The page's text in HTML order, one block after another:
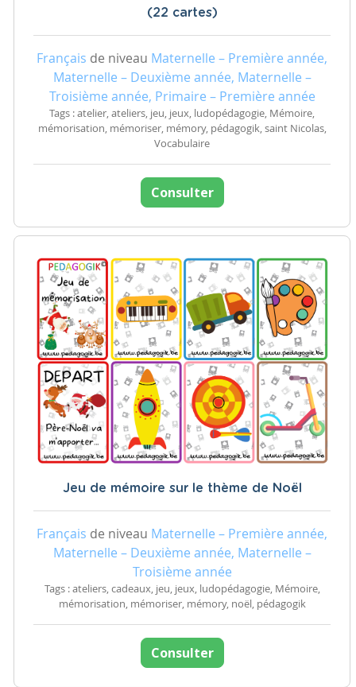
(22 cartes)
Français de niveau Maternelle – Première année,
Maternelle – Deuxième année, Maternelle –
Troisième année, Primaire – Première année
Tags : atelier, ateliers, jeu, jeux, ludopédagogie, Mémoire,
mémorisation, mémoriser, mémory, pédagogik, saint Nicolas,
Vocabulaire
Consulter
Jeu de mémoire sur le thème de Noël
Français de niveau Maternelle – Première année,
Maternelle – Deuxième année, Maternelle –
Troisième année
Tags : ateliers, cadeaux, jeu, jeux, ludopédagogie, Mémoire,
mémorisation, mémoriser, mémory, noël, pédagogik
Consulter